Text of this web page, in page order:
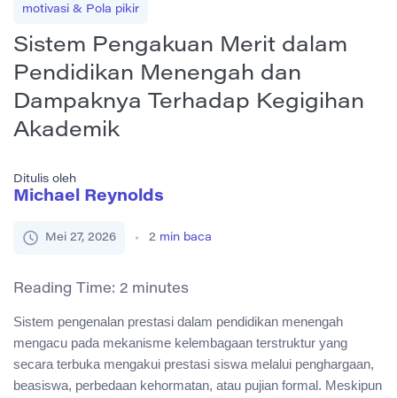
motivasi & Pola pikir
Sistem Pengakuan Merit dalam
Pendidikan Menengah dan
Dampaknya Terhadap Kegigihan
Akademik
Ditulis oleh
Michael Reynolds
Mei 27, 2026 2 min baca
Reading Time: 2 minutes
Sistem pengenalan prestasi dalam pendidikan menengah
mengacu pada mekanisme kelembagaan terstruktur yang
secara terbuka mengakui prestasi siswa melalui penghargaan,
beasiswa, perbedaan kehormatan, atau pujian formal. Meskipun